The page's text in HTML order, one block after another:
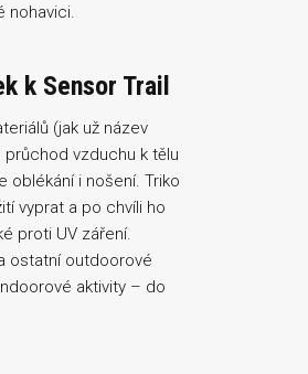
nohavici.
k Sensor Trail
(jak už název
vzduchu k tělu
oblékání i nošení. Triko
vyprat a po chvíli ho
proti UV záření.
ostatní outdoorové
aktivity – do